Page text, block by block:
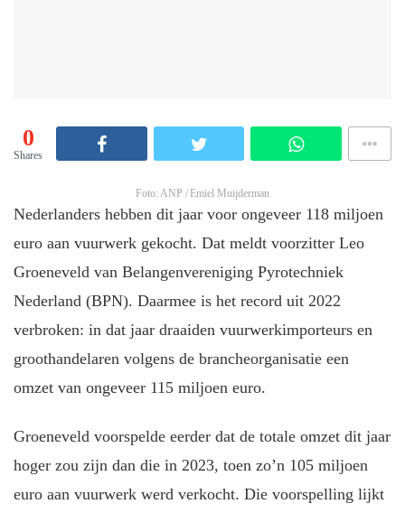
0
Shares
Foto: ANP / Emiel Muijderman
Nederlanders hebben dit jaar voor ongeveer 118 miljoen
euro aan vuurwerk gekocht. Dat meldt voorzitter Leo
Groeneveld van Belangenvereniging Pyrotechniek
Nederland (BPN). Daarmee is het record uit 2022
verbroken: in dat jaar draaiden vuurwerkimporteurs en
groothandelaren volgens de brancheorganisatie een
omzet van ongeveer 115 miljoen euro.
Groeneveld voorspelde eerder dat de totale omzet dit jaar
hoger zou zijn dan die in 2023, toen zo’n 105 miljoen
euro aan vuurwerk werd verkocht. Die voorspelling lijkt